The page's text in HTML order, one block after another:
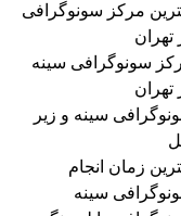
مرکز سونوگرافی
تهران
سونوگرافی سینه
تهران
سینه و زیر
زمان انجام
سینه